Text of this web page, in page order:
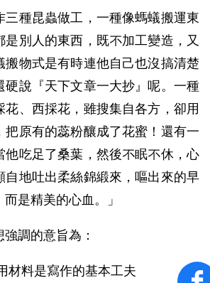
三種昆蟲做工，一種像螞蟻搬運東
是別人的東西，既不加工變造，又
搬物式是有時連他自己也沒搞清楚
硬說『天下文章一大抄』呢。一種
花、西採花，雖搜集自各方，卻用
把原有的蕊粉釀成了花蜜！還有一
他吃足了桑葉，然後不眠不休，心
自地吐出柔絲錦緞來，嘔出來的早
是精美的心血。」
調的意旨為：
材料是寫作的基本工夫